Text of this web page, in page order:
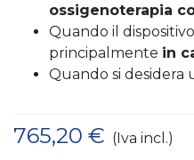
ossigenoterapia
Quando il
principalmente in
Quando si desidera
765,20 € (Iva incl.)